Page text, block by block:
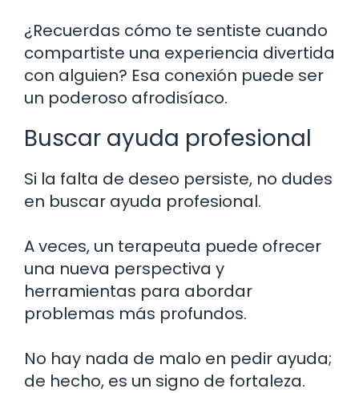
¿Recuerdas cómo te sentiste cuando
compartiste una experiencia divertida
con alguien? Esa conexión puede ser
un poderoso afrodisíaco.
Buscar ayuda profesional
Si la falta de deseo persiste, no dudes
en buscar ayuda profesional.
A veces, un terapeuta puede ofrecer
una nueva perspectiva y
herramientas para abordar
problemas más profundos.
No hay nada de malo en pedir ayuda;
de hecho, es un signo de fortaleza.